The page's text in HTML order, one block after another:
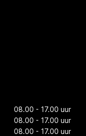
08.00 - 17.00 uur
08.00 - 17.00 uur
08.00 - 17.00 uur